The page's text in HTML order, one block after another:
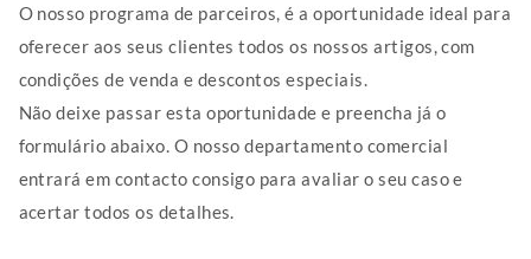
O nosso programa de parceiros, é a oportunidade ideal para
oferecer aos seus clientes todos os nossos artigos, com
condições de venda e descontos especiais.
Não deixe passar esta oportunidade e preencha já o
formulário abaixo. O nosso departamento comercial
entrará em contacto consigo para avaliar o seu caso e
acertar todos os detalhes.